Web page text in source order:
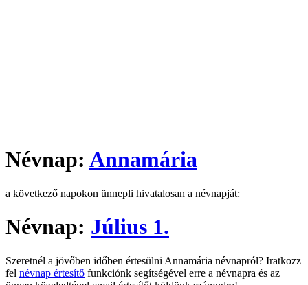
Névnap: Annamária
a következő napokon ünnepli hivatalosan a névnapját:
Névnap: Július 1.
Szeretnél a jövőben időben értesülni Annamária névnapról? Iratkozz
fel névnap értesítő funkciónk segítségével erre a névnapra és az